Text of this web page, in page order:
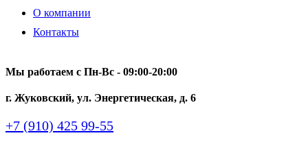
О компании
Контакты
Мы работаем с Пн-Вc - 09:00-20:00
г. Жуковский, ул. Энергетическая, д. 6
+7 (910) 425 99-55